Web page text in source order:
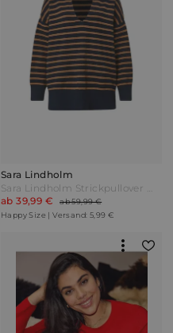
Sara Lindholm
Sara Lindholm Strickpullover mit Polokragen Marineblau/Karamell
ab 39,99 €
ab 59,99 €
Happy Size | Versand: 5,99 €